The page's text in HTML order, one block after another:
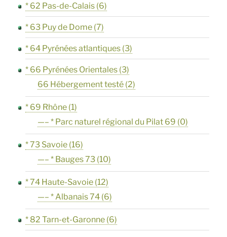
* 62 Pas-de-Calais (6)
* 63 Puy de Dome (7)
* 64 Pyrénées atlantiques (3)
* 66 Pyrénées Orientales (3)
66 Hébergement testé (2)
* 69 Rhône (1)
—– * Parc naturel régional du Pilat 69 (0)
* 73 Savoie (16)
—– * Bauges 73 (10)
* 74 Haute-Savoie (12)
—– * Albanais 74 (6)
* 82 Tarn-et-Garonne (6)